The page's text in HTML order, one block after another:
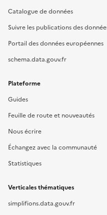
Catalogue de données
Suivre les publications des
Portail des données européennes
schema.data.gouv.fr
Plateforme
Guides
Feuille de route et nouveautés
Nous écrire
Échangez avec la communauté
Statistiques
Verticales thématiques
simplifions.data.gouv.fr